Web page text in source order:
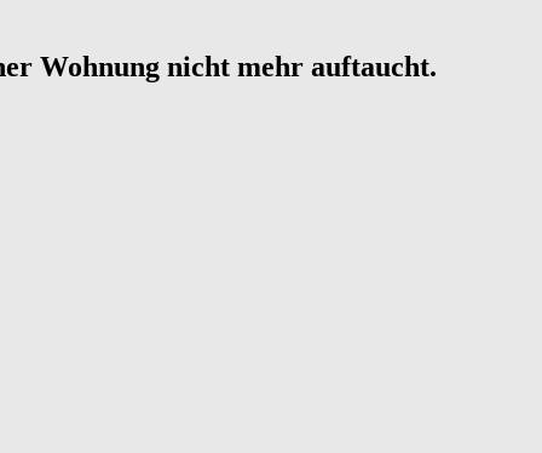
Wohnung nicht mehr auftaucht.